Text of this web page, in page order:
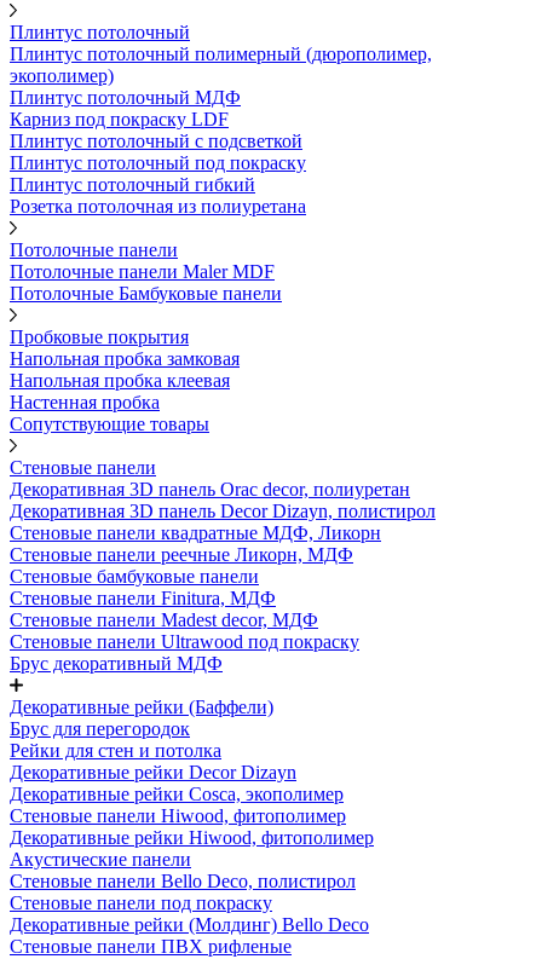
Плинтус потолочный
Плинтус потолочный полимерный (дюрополимер,
экополимер)
Плинтус потолочный МДФ
Карниз под покраску LDF
Плинтус потолочный с подсветкой
Плинтус потолочный под покраску
Плинтус потолочный гибкий
Розетка потолочная из полиуретана
Потолочные панели
Потолочные панели Maler MDF
Потолочные Бамбуковые панели
Пробковые покрытия
Напольная пробка замковая
Напольная пробка клеевая
Настенная пробка
Сопутствующие товары
Стеновые панели
Декоративная 3D панель Orac decor, полиуретан
Декоративная 3D панель Decor Dizayn, полистирол
Стеновые панели квадратные МДФ, Ликорн
Стеновые панели реечные Ликорн, МДФ
Стеновые бамбуковые панели
Стеновые панели Finitura, МДФ
Стеновые панели Madest decor, МДФ
Стеновые панели Ultrawood под покраску
Брус декоративный МДФ
Декоративные рейки (Баффели)
Брус для перегородок
Рейки для стен и потолка
Декоративные рейки Decor Dizayn
Декоративные рейки Cosca, экополимер
Стеновые панели Hiwood, фитополимер
Декоративные рейки Hiwood, фитополимер
Акустические панели
Стеновые панели Bello Deco, полистирол
Стеновые панели под покраску
Декоративные рейки (Молдинг) Bello Deco
Стеновые панели ПВХ рифленые